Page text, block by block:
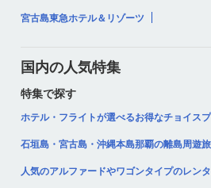
宮古島東急ホテル＆リゾーツ
国内の人気特集
特集で探す
ホテル・フライトが選べるお得なチョイス
石垣島・宮古島・沖縄本島那覇の離島周遊
人気のアルファードやワゴンタイプのレンタ